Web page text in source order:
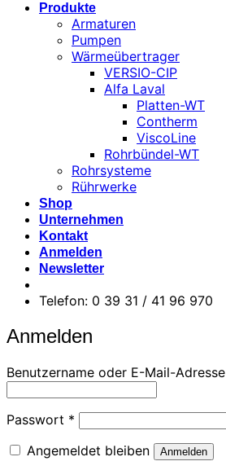
Produkte
Armaturen
Pumpen
Wärmeübertrager
VERSIO-CIP
Alfa Laval
Platten-WT
Contherm
ViscoLine
Rohrbündel-WT
Rohrsysteme
Rührwerke
Shop
Unternehmen
Kontakt
Anmelden
Newsletter
Telefon: 0 39 31 / 41 96 970
Anmelden
Benutzername oder E-Mail-Adresse
Passwort *
Angemeldet bleiben
Anmelden